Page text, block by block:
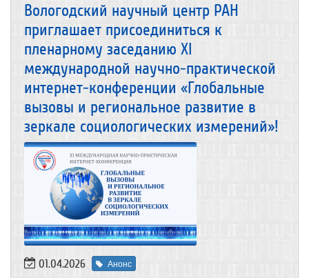
Вологодский научный центр РАН
приглашает присоединиться к
пленарному заседанию XI
международной научно-практической
интернет-конференции «Глобальные
вызовы и региональное развитие в
зеркале социологических измерений»!
01.04.2026 Анонс